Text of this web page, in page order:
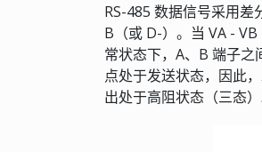
RS-485 数据信号采用
B（或 D-）。当 VA -
常状态下，A、B 端子
点处于发送状态，因此
出处于高阻状态（三态）